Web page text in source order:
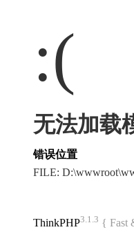
:(
无法加载
错误位置
FILE:
ThinkPHP3.1.3 { Fast